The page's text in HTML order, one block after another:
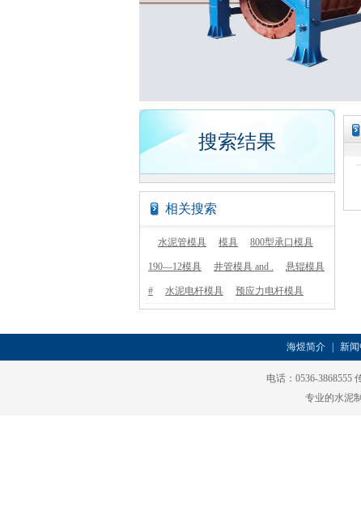
搜索结果
相关搜索
水泥管模具 模具 800型承口模具
190—12模具 井管模具 and . 悬辊模具
# 水泥电杆模具 预应力电杆模具
海煜简介 新
电话：0536-3868555
专业的水泥